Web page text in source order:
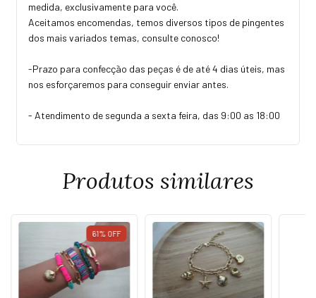
medida, exclusivamente para você.
Aceitamos encomendas, temos diversos tipos de pingentes
dos mais variados temas, consulte conosco!
-Prazo para confecção das peças é de até 4 dias úteis, mas
nos esforçaremos para conseguir enviar antes.
- Atendimento de segunda a sexta feira, das 9:00 as 18:00
Produtos similares
61% OFF